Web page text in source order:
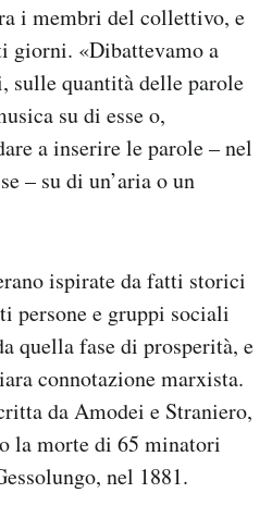
i membri del collettivo, e
giorni. «Dibattevamo a
sulle quantità delle parole
su di esse o,
a inserire le parole – nel
– su di un’aria o un
ispirate da fatti storici
persone e gruppi sociali
quella fase di prosperità, e
connotazione marxista.
da Amodei e Straniero,
la morte di 65 minatori
nel 1881.